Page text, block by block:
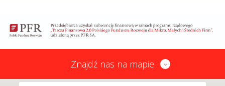
Znajdź nas na mapie